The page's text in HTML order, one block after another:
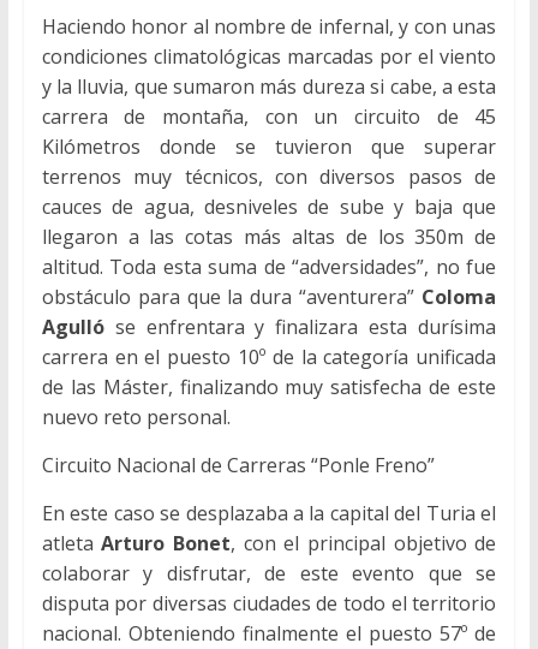
Haciendo honor al nombre de infernal, y con unas
condiciones climatológicas marcadas por el viento
y la lluvia, que sumaron más dureza si cabe, a esta
carrera de montaña, con un circuito de 45
Kilómetros donde se tuvieron que superar
terrenos muy técnicos, con diversos pasos de
cauces de agua, desniveles de sube y baja que
llegaron a las cotas más altas de los 350m de
altitud. Toda esta suma de “adversidades”, no fue
obstáculo para que la dura “aventurera” Coloma
Agullóse enfrentara y finalizara esta durísima
carrera en el puesto 10º de la categoría unificada
de las Máster, finalizando muy satisfecha de este
nuevo reto personal.
Circuito Nacional de Carreras “Ponle Freno”
En este caso se desplazaba a la capital del Turia el
atletaArturo Bonet, con el principal objetivo de
colaborar y disfrutar, de este evento que se
disputa por diversas ciudades de todo el territorio
nacional. Obteniendo finalmente el puesto 57º de